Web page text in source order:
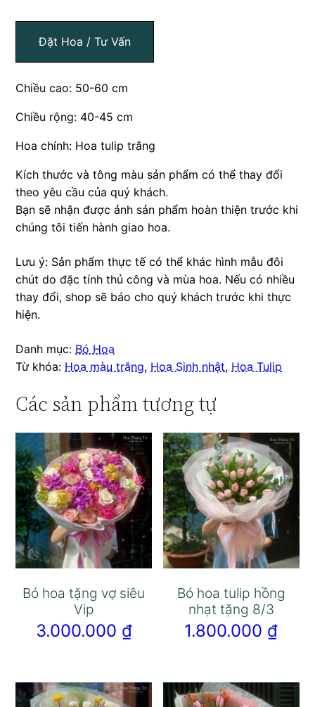
Đặt Hoa / Tư Vấn
Chiều cao: 50-60 cm
Chiều rộng: 40-45 cm
Hoa chính: Hoa tulip trắng
Kích thước và tông màu sản phẩm có thể thay đổi
theo yêu cầu của quý khách.
Bạn sẽ nhận được ảnh sản phẩm hoàn thiện trước khi
chúng tôi tiến hành giao hoa.
Lưu ý: Sản phẩm thực tế có thể khác hình mẫu đôi
chút do đặc tính thủ công và mùa hoa. Nếu có nhiều
thay đổi, shop sẽ báo cho quý khách trước khi thực
hiện.
Danh mục: Bó Hoa
Từ khóa: Hoa màu trắng, Hoa Sinh nhật, Hoa Tulip
Các sản phẩm tương tự
Bó hoa tặng vợ siêu
Vip
3.000.000 ₫
Bó hoa tulip hồng
nhạt tặng 8/3
1.800.000 ₫